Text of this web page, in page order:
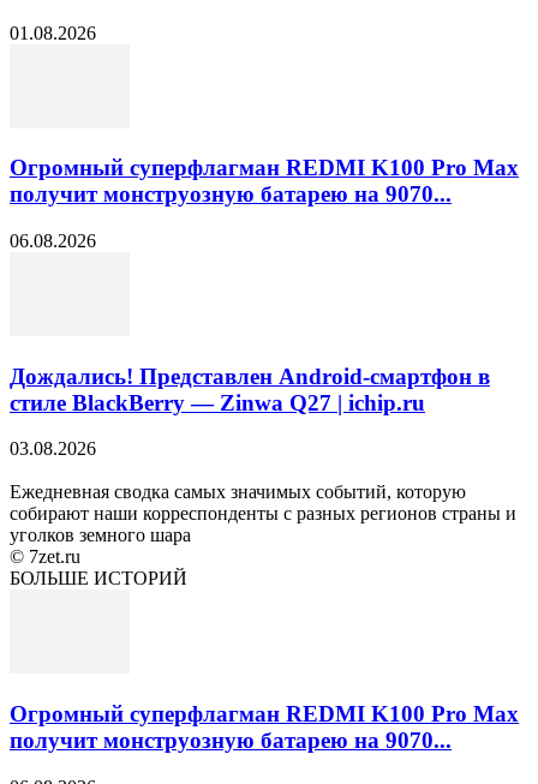
01.08.2026
Огромный суперфлагман REDMI K100 Pro Max
получит монструозную батарею на 9070...
06.08.2026
Дождались! Представлен Android-смартфон в
стиле BlackBerry — Zinwa Q27 | ichip.ru
03.08.2026
Ежедневная сводка самых значимых событий, которую
собирают наши корреспонденты с разных регионов страны и
уголков земного шара
© 7zet.ru
БОЛЬШЕ ИСТОРИЙ
Огромный суперфлагман REDMI K100 Pro Max
получит монструозную батарею на 9070...